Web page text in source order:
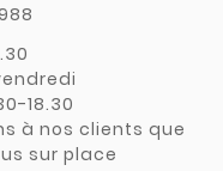
18.30
à nos clients que
sur place